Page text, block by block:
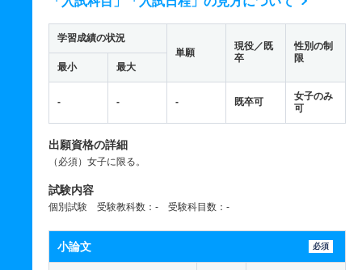
学習成績の状況
単願
現役／既
卒
性別の制
限
最小 最大
- - - 既卒可
女子のみ
可
出願資格の詳細
（必須）女子に限る。
試験内容
個別試験 受験教科数：- 受験科目数：-
小論文 必須